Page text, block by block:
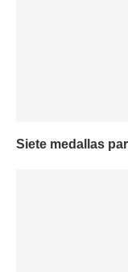
Siete medallas